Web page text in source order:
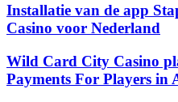
Installatie van de app
Casino voor Nederland
Wild Card City Casino
Payments For Players in